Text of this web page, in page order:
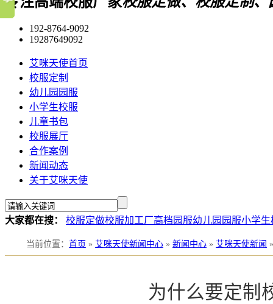
192-8764-9092
19287649092
艾咪天使首页
校服定制
幼儿园园服
小学生校服
儿童书包
校服展厅
合作案例
新闻动态
关于艾咪天使
大家都在搜： 校服定做校服加工厂高档园服幼儿园园服小学生
当前位置 ： 首页 » 艾咪天使新闻中心 » 新闻中心 » 艾咪天使新闻
为什么要定制